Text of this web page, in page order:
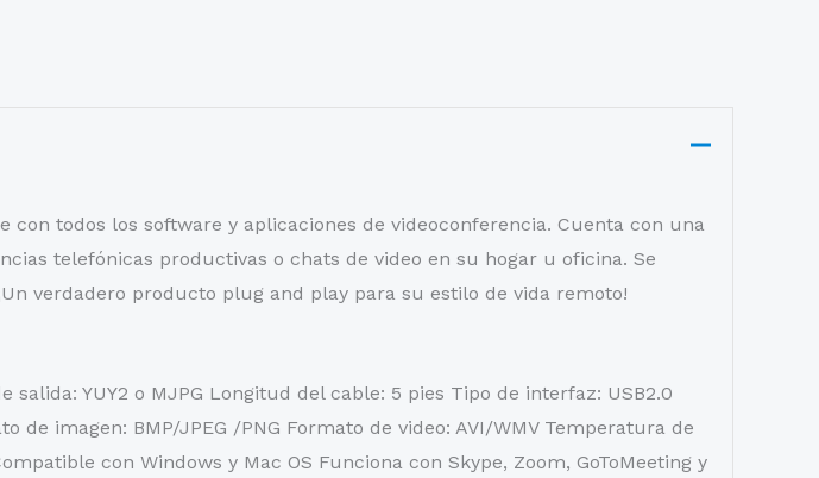
todos los software y aplicaciones de videoconferencia. Cuenta con una
telefónicas productivas o chats de video en su hogar u oficina. Se
verdadero producto plug and play para su estilo de vida remoto!
YUY2 o MJPG Longitud del cable: 5 pies Tipo de interfaz: USB2.0
imagen: BMP/JPEG /PNG Formato de video: AVI/WMV Temperatura de
con Windows y Mac OS Funciona con Skype, Zoom, GoToMeeting y